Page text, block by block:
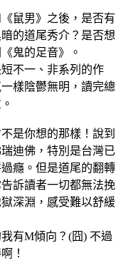
鼠男》之後，是否有
的道尾秀介？是否想
鬼的足音》。
不一、非系列的作
樣陰鬱無明，讀完總
是你想的那樣！說到
迪佛，特別是台灣已
癮。但是道尾的翻轉
訴讀者一切都無法挽
深淵，感受難以舒緩
有M傾向？(囧) 不過
！